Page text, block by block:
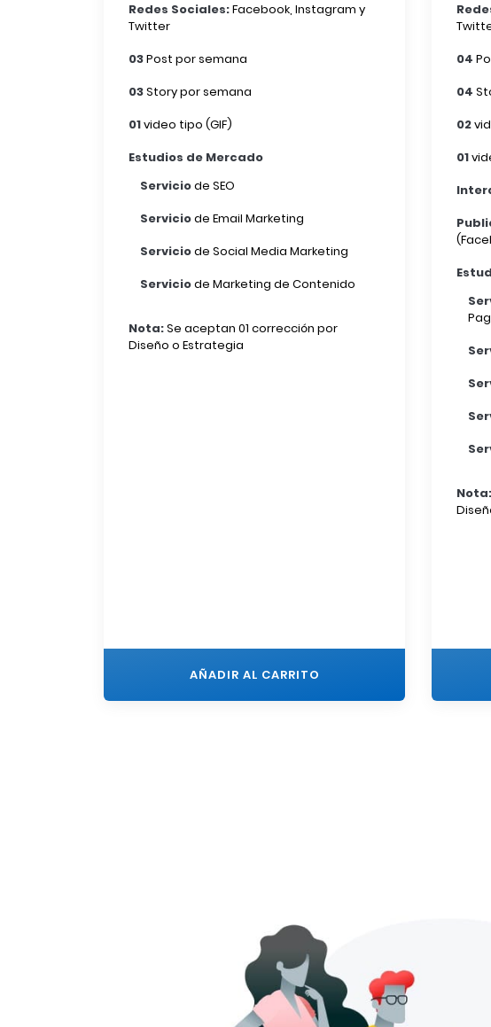
Redes Sociales:Facebook, Instagram y
Twitter
03Post por semana
03Story por semana
01video tipo (GIF)
Estudios de Mercado
Serviciode SEO
Serviciode Email Marketing
Serviciode Social Media Marketing
Serviciode Marketing de Contenido
Nota:Se aceptan 01 corrección por
Diseño o Estrategia
AÑADIR AL CARRITO
04
04
02
01
Nota: